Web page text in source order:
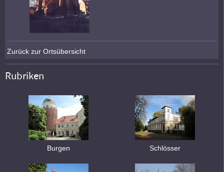
Zurück zur Ortsübersicht
Rubriken
Burgen Schlösser